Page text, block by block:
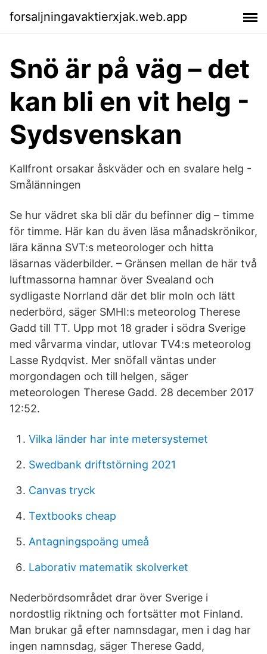
forsaljningavaktierxjak.web.app
Snö är på väg – det
kan bli en vit helg -
Sydsvenskan
Kallfront orsakar åskväder och en svalare helg -
Smålänningen
Se hur vädret ska bli där du befinner dig – timme
för timme. Här kan du även läsa månadskrönikor,
lära känna SVT:s meteorologer och hitta
läsarnas väderbilder. – Gränsen mellan de här två
luftmassorna hamnar över Svealand och
sydligaste Norrland där det blir moln och lätt
nederbörd, säger SMHI:s meteorolog Therese
Gadd till TT. Upp mot 18 grader i södra Sverige
med vårvarma vindar, utlovar TV4:s meteorolog
Lasse Rydqvist. Mer snöfall väntas under
morgondagen och till helgen, säger
meteorologen Therese Gadd. 28 december 2017
12:52.
Vilka länder har inte metersystemet
Swedbank driftstörning 2021
Canvas tryck
Textbooks cheap
Antagningspoäng umeå
Laborativ matematik skolverket
Nederbördsområdet drar över Sverige i
nordostlig riktning och fortsätter mot Finland.
Man brukar gå efter namnsdagar, men i dag har
ingen namnsdag, säger Therese Gadd,